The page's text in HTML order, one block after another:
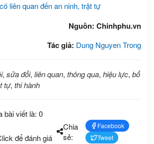
liên quan đến an ninh, trật tự
Nguồn: Chinhphu.vn
Tác giả: Dung Nguyen Trong
, sửa đổi, liên quan, thông qua, hiệu lực, bổ
tự, thi hành
bài viết là: 0
để đánh giá
Chia
sẻ:
Facebook
Tweet